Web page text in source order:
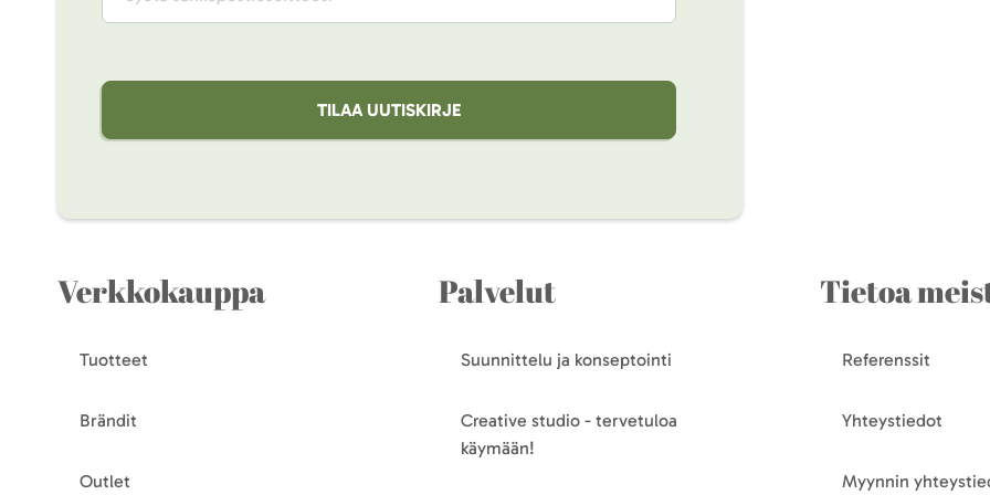
TILAA UUTISKIRJE
Verkkokauppa
Tuotteet
Brändit
Outlet
Palvelut
Suunnittelu ja konseptointi
Creative studio - tervetuloa
käymään!
Tietoa
Referenssit
Yhteystiedot
Myynnin